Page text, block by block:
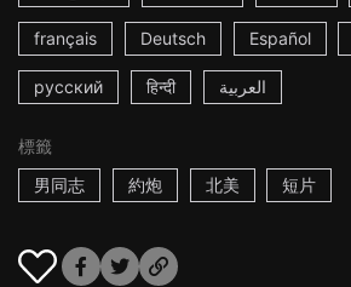
français Deutsch Español
русский हिन्दी العربية
標籤
男同志
約炮 北美 短片